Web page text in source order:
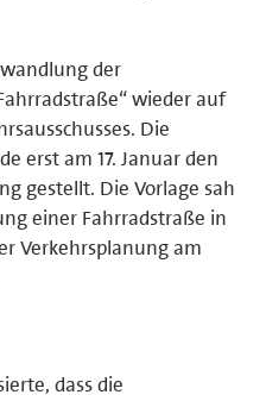
der
wieder auf
Die
erst am 17. Januar den
gestellt. Die Vorlage sah
einer Fahrradstraße in
Verkehrsplanung am
dass die